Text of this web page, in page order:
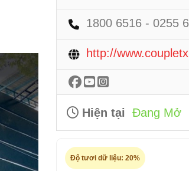
1800 6516 - 0255
http://
Hiện tại Đang Mở
Độ tươi dữ liệu: 20%